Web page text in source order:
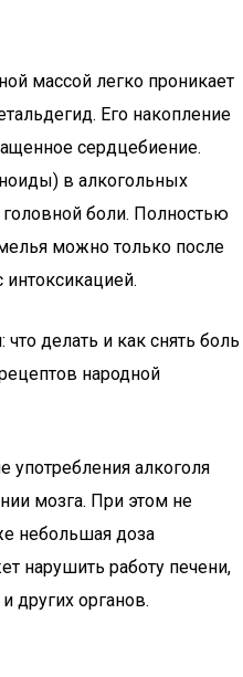
массой легко проникает
Его накопление
сердцебиение.
в алкогольных
боли. Полностью
можно только после
интоксикацией.
делать и как снять боль
народной
употребления алкоголя
мозга. При этом не
небольшая доза
нарушить работу печени,
других органов.